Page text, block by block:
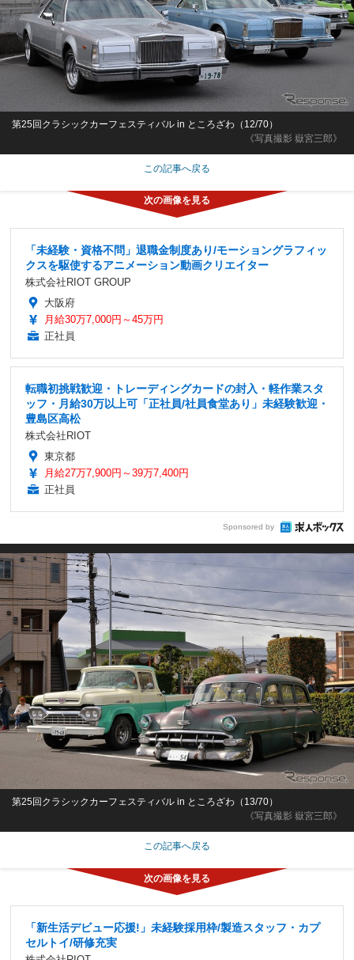
《写真撮影 嶽宮三郎》
第25回クラシックカーフェスティバル in ところざわ（12/70）
この記事へ戻る
「未経験・資格不問」退職金制度あり/モーショングラフィッ
クスを駆使するアニメーション動画クリエイター
株式会社RIOT GROUP
大阪府
月給30万7,000円～45万円
正社員
転職初挑戦歓迎・トレーディングカードの封入・軽作業スタ
ッフ・月給30万以上可「正社員/社員食堂あり」未経験歓迎・
豊島区高松
株式会社RIOT
東京都
月給27万7,900円～39万7,400円
正社員
Sponsored by
《写真撮影 嶽宮三郎》
第25回クラシックカーフェスティバル in ところざわ（13/70）
この記事へ戻る
「新生活デビュー応援!」未経験採用枠/製造スタッフ・カプ
セルトイ/研修充実